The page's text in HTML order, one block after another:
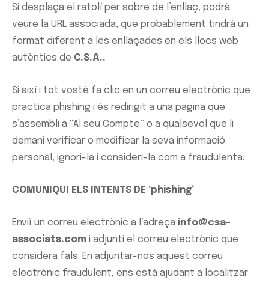
Si desplaça el ratolí per sobre de l’enllaç, podrà
veure la URL associada, que probablement tindrà un
format diferent a les enllaçades en els llocs web
autèntics de C.S.A..
Si així i tot vostè fa clic en un correu electrònic que
practica phishing i és redirigit a una pàgina que
s’assembli a “Al seu Compte” o a qualsevol que li
demani verificar o modificar la seva informació
personal, ignori-la i consideri-la com a fraudulenta.
COMUNIQUI ELS INTENTS DE ‘phishing’
Enviï un correu electrònic a l’adreça info@csa-
associats.com i adjunti el correu electrònic que
considera fals. En adjuntar-nos aquest correu
electrònic fraudulent, ens està ajudant a localitzar